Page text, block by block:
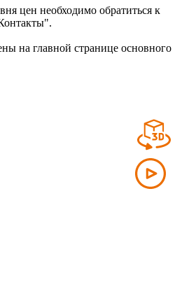
цен необходимо обратиться к
на главной странице основного